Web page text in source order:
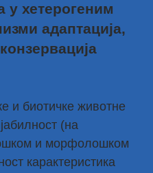
у хетерогеним
адаптација,
и биотичке животне
(на
и морфолошком
карактеристика